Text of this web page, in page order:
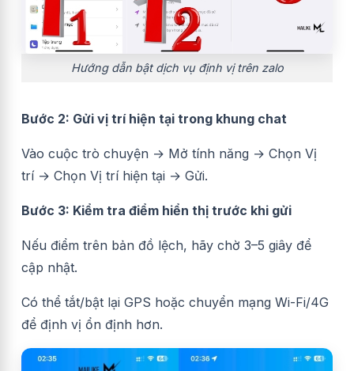
Hướng dẫn bật dịch vụ định vị trên zalo
Bước 2: Gửi vị trí hiện tại trong khung chat
Vào cuộc trò chuyện → Mở tính năng → Chọn Vị
trí → Chọn Vị trí hiện tại → Gửi.
Bước 3: Kiểm tra điểm hiển thị trước khi gửi
Nếu điểm trên bản đồ lệch, hãy chờ 3–5 giây để
cập nhật.
Có thể tắt/bật lại GPS hoặc chuyển mạng Wi-Fi/4G
để định vị ổn định hơn.